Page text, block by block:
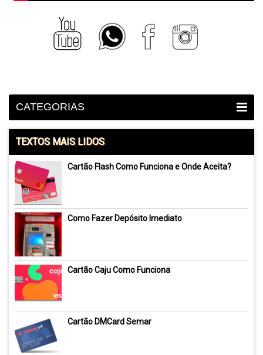
CATEGORIAS
TEXTOS MAIS LIDOS
Cartão Flash Como Funciona e Onde Aceita?
Como Fazer Depósito Imediato
Cartão Caju Como Funciona
Cartão DMCard Semar